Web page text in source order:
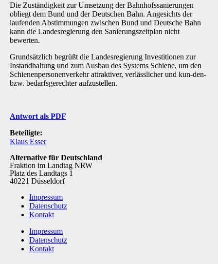
Die Zuständigkeit zur Umsetzung der Bahnhofssanierungen
obliegt dem Bund und der Deut­schen Bahn. Angesichts der
laufenden Abstimmungen zwischen Bund und Deutsche Bahn
kann die Landesregierung den Sanierungszeitplan nicht
bewerten.
Grundsätzlich begrüßt die Landesregierung Investitionen zur
Instandhaltung und zum Ausbau des Systems Schiene, um den
Schienenpersonenverkehr attraktiver, verlässlicher und kun-den-
bzw. bedarfsgerechter aufzustellen.
Antwort als PDF
Beteiligte:
Klaus Esser
Alternative für Deutschland
Fraktion im Landtag NRW
Platz des Landtags 1
40221 Düsseldorf
Impressum
Datenschutz
Kontakt
Impressum
Datenschutz
Kontakt